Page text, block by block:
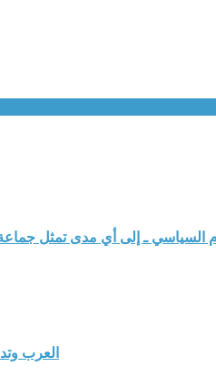
السياسي ـ إلى أي مدى تمثل
العرب